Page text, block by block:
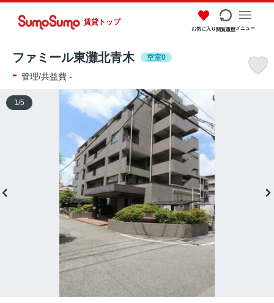
賃貸トップ
お気に入り閲覧履歴メニュー
ファミール東灘北青木 空室0
- 管理/共益費 -
1 /5